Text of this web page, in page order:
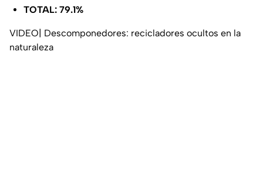
TOTAL: 79.1%
VIDEO| Descomponedores: recicladores ocultos en la
naturaleza